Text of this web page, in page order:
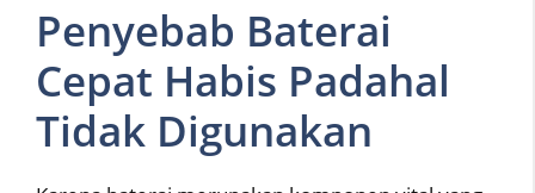
Penyebab Baterai
Cepat Habis Padahal
Tidak Digunakan